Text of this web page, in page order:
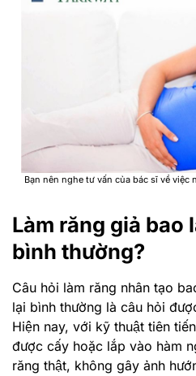
Bạn nên nghe tư vấn của bác sĩ về
Làm răng giả bao
bình thường?
Câu hỏi làm răng nhân tạo
lại bình thường là câu hỏi
Hiện nay, với kỹ thuật tiên
được cấy hoặc lắp vào hàm
răng thật, không gây ảnh